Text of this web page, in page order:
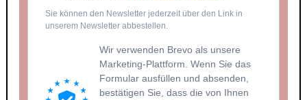
Sie können den Newsletter jederzeit über den Link in
unserem Newsletter abbestellen.
Wir verwenden Brevo als unsere
Marketing-Plattform. Wenn Sie das
Formular ausfüllen und absenden,
bestätigen Sie, dass die von Ihnen